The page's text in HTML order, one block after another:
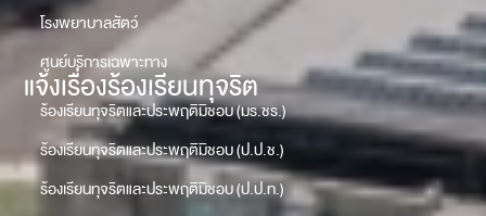
โรงพยาบาลสัตว์
ศูนย์บริการเฉพาะทาง
แจ้งเรื่องร้องเรียนทุจริต
ร้องเรียนทุจริตและประพฤติมิชอบ (มร.ชร.)
ร้องเรียนทุจริตและประพฤติมิชอบ (ป.ป.ช.)
ร้องเรียนทุจริตและประพฤติมิชอบ (ป.ป.ท.)